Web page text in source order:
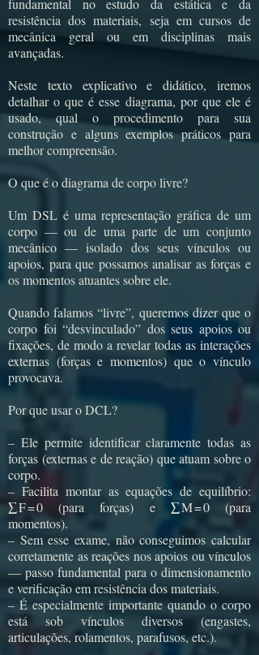
fundamental no estudo da estática e da
resistência dos materiais, seja em cursos de
mecânica geral ou em disciplinas mais
avançadas.
Neste texto explicativo e didático, iremos
detalhar o que é esse diagrama, por que ele é
usado, qual o procedimento para sua
construção e alguns exemplos práticos para
melhor compreensão.
O que é o diagrama de corpo livre?
Um DSL é uma representação gráfica de um
corpo — ou de uma parte de um conjunto
mecânico — isolado dos seus vínculos ou
apoios, para que possamos analisar as forças e
os momentos atuantes sobre ele.
Quando falamos “livre”, queremos dizer que o
corpo foi “desvinculado” dos seus apoios ou
fixações, de modo a revelar todas as interações
externas (forças e momentos) que o vínculo
provocava.
Por que usar o DCL?
– Ele permite identificar claramente todas as
forças (externas e de reação) que atuam sobre o
corpo.
– Facilita montar as equações de equilíbrio:
∑ F = 0 (para forças) e ∑ M = 0 (para
momentos).
– Sem esse exame, não conseguimos calcular
corretamente as reações nos apoios ou vínculos
— passo fundamental para o dimensionamento
e verificação em resistência dos materiais.
– É especialmente importante quando o corpo
está sob vínculos diversos (engastes,
articulações, rolamentos, parafusos, etc.).